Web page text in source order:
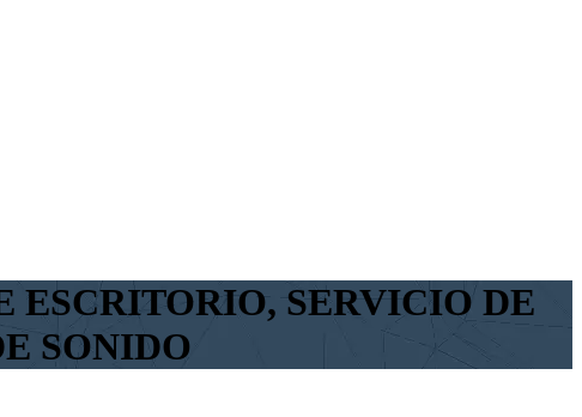
ESCRITORIO, SERVICIO DE
SONIDO